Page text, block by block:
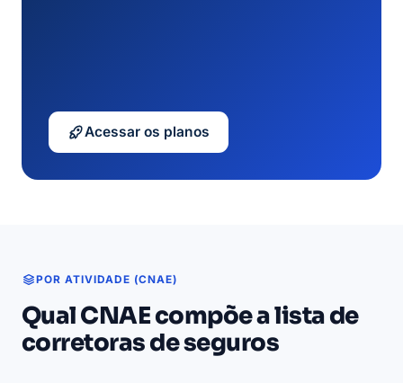
Acessar os planos
POR ATIVIDADE (CNAE)
Qual CNAE compõe a lista de
corretoras de seguros